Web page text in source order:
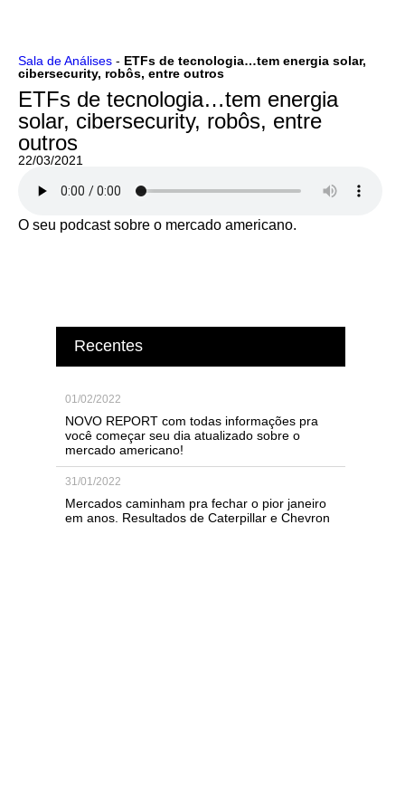
Ir
para
o
conteúdo
Sala de Análises - ETFs de tecnologia…tem energia solar,
cibersecurity, robôs, entre outros
ETFs de tecnologia…tem energia
solar, cibersecurity, robôs, entre
outros
22/03/2021
O seu podcast sobre o mercado americano.
Recentes
01/02/2022
NOVO REPORT com todas informações pra
você começar seu dia atualizado sobre o
mercado americano!
31/01/2022
Mercados caminham pra fechar o pior janeiro
em anos. Resultados de Caterpillar e Chevron